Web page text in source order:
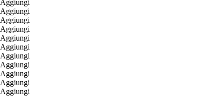
Aggiungi
Aggiungi
Aggiungi
Aggiungi
Aggiungi
Aggiungi
Aggiungi
Aggiungi
Aggiungi
Aggiungi
Aggiungi